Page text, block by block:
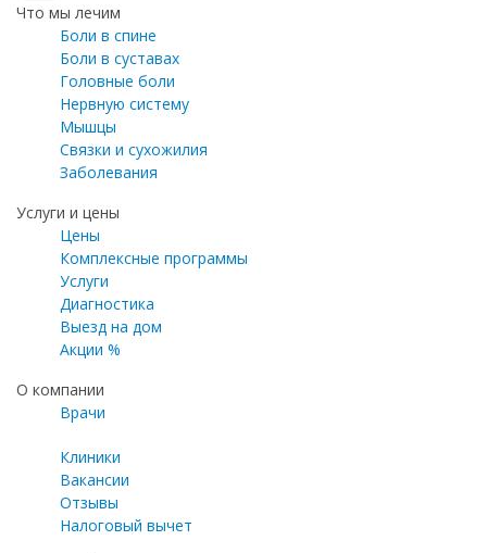
Что мы лечим
Боли в спине
Боли в суставах
Головные боли
Нервную систему
Мышцы
Связки и сухожилия
Заболевания
Услуги и цены
Цены
Комплексные программы
Услуги
Диагностика
Выезд на дом
Акции %
О компании
Врачи
Клиники
Вакансии
Отзывы
Налоговый вычет